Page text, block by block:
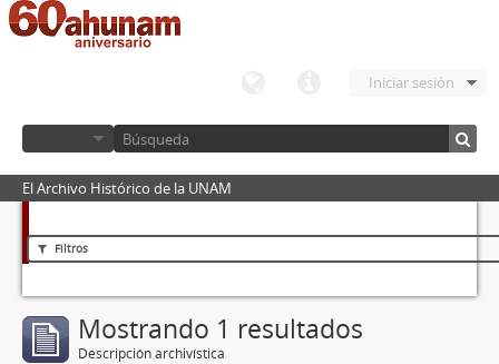
Iniciar sesión
El Archivo Histórico de la UNAM
Filtros
Mostrando 1 resultados
Descripción archivística